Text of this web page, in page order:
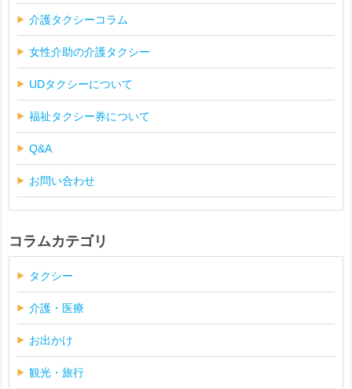
介護タクシーコラム
女性介助の介護タクシー
UDタクシーについて
福祉タクシー券について
Q&A
お問い合わせ
コラムカテゴリ
タクシー
介護・医療
お出かけ
観光・旅行